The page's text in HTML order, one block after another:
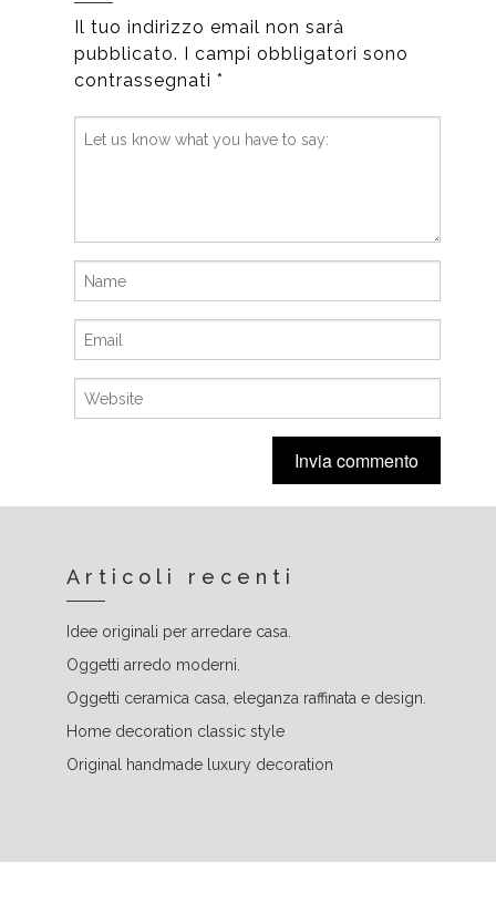
Il tuo indirizzo email non sarà
pubblicato. I campi obbligatori sono
contrassegnati*
Articoli recenti
Idee originali per arredare casa.
Oggetti arredo moderni.
Oggetti ceramica casa, eleganza raffinata e design.
Home decoration classic style
Original handmade luxury decoration